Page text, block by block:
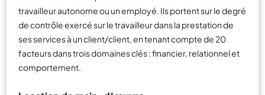
travailleur autonome ou un employé. Ils portent sur le degré
de contrôle exercé sur le travailleur dans la prestation de
ses services à un client/client, en tenant compte de 20
facteurs dans trois domaines clés : financier, relationnel et
comportement.